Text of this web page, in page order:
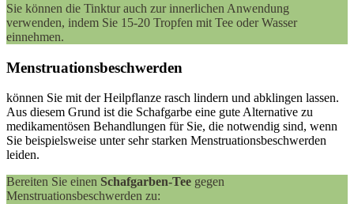
Sie können die Tinktur auch zur innerlichen Anwendung
verwenden, indem Sie 15-20 Tropfen mit Tee oder Wasser
einnehmen.
Menstruationsbeschwerden
können Sie mit der Heilpflanze rasch lindern und abklingen lassen.
Aus diesem Grund ist die Schafgarbe eine gute Alternative zu
medikamentösen Behandlungen für Sie, die notwendig sind, wenn
Sie beispielsweise unter sehr starken Menstruationsbeschwerden
leiden.
Bereiten Sie einen Schafgarben-Tee gegen
Menstruationsbeschwerden zu: